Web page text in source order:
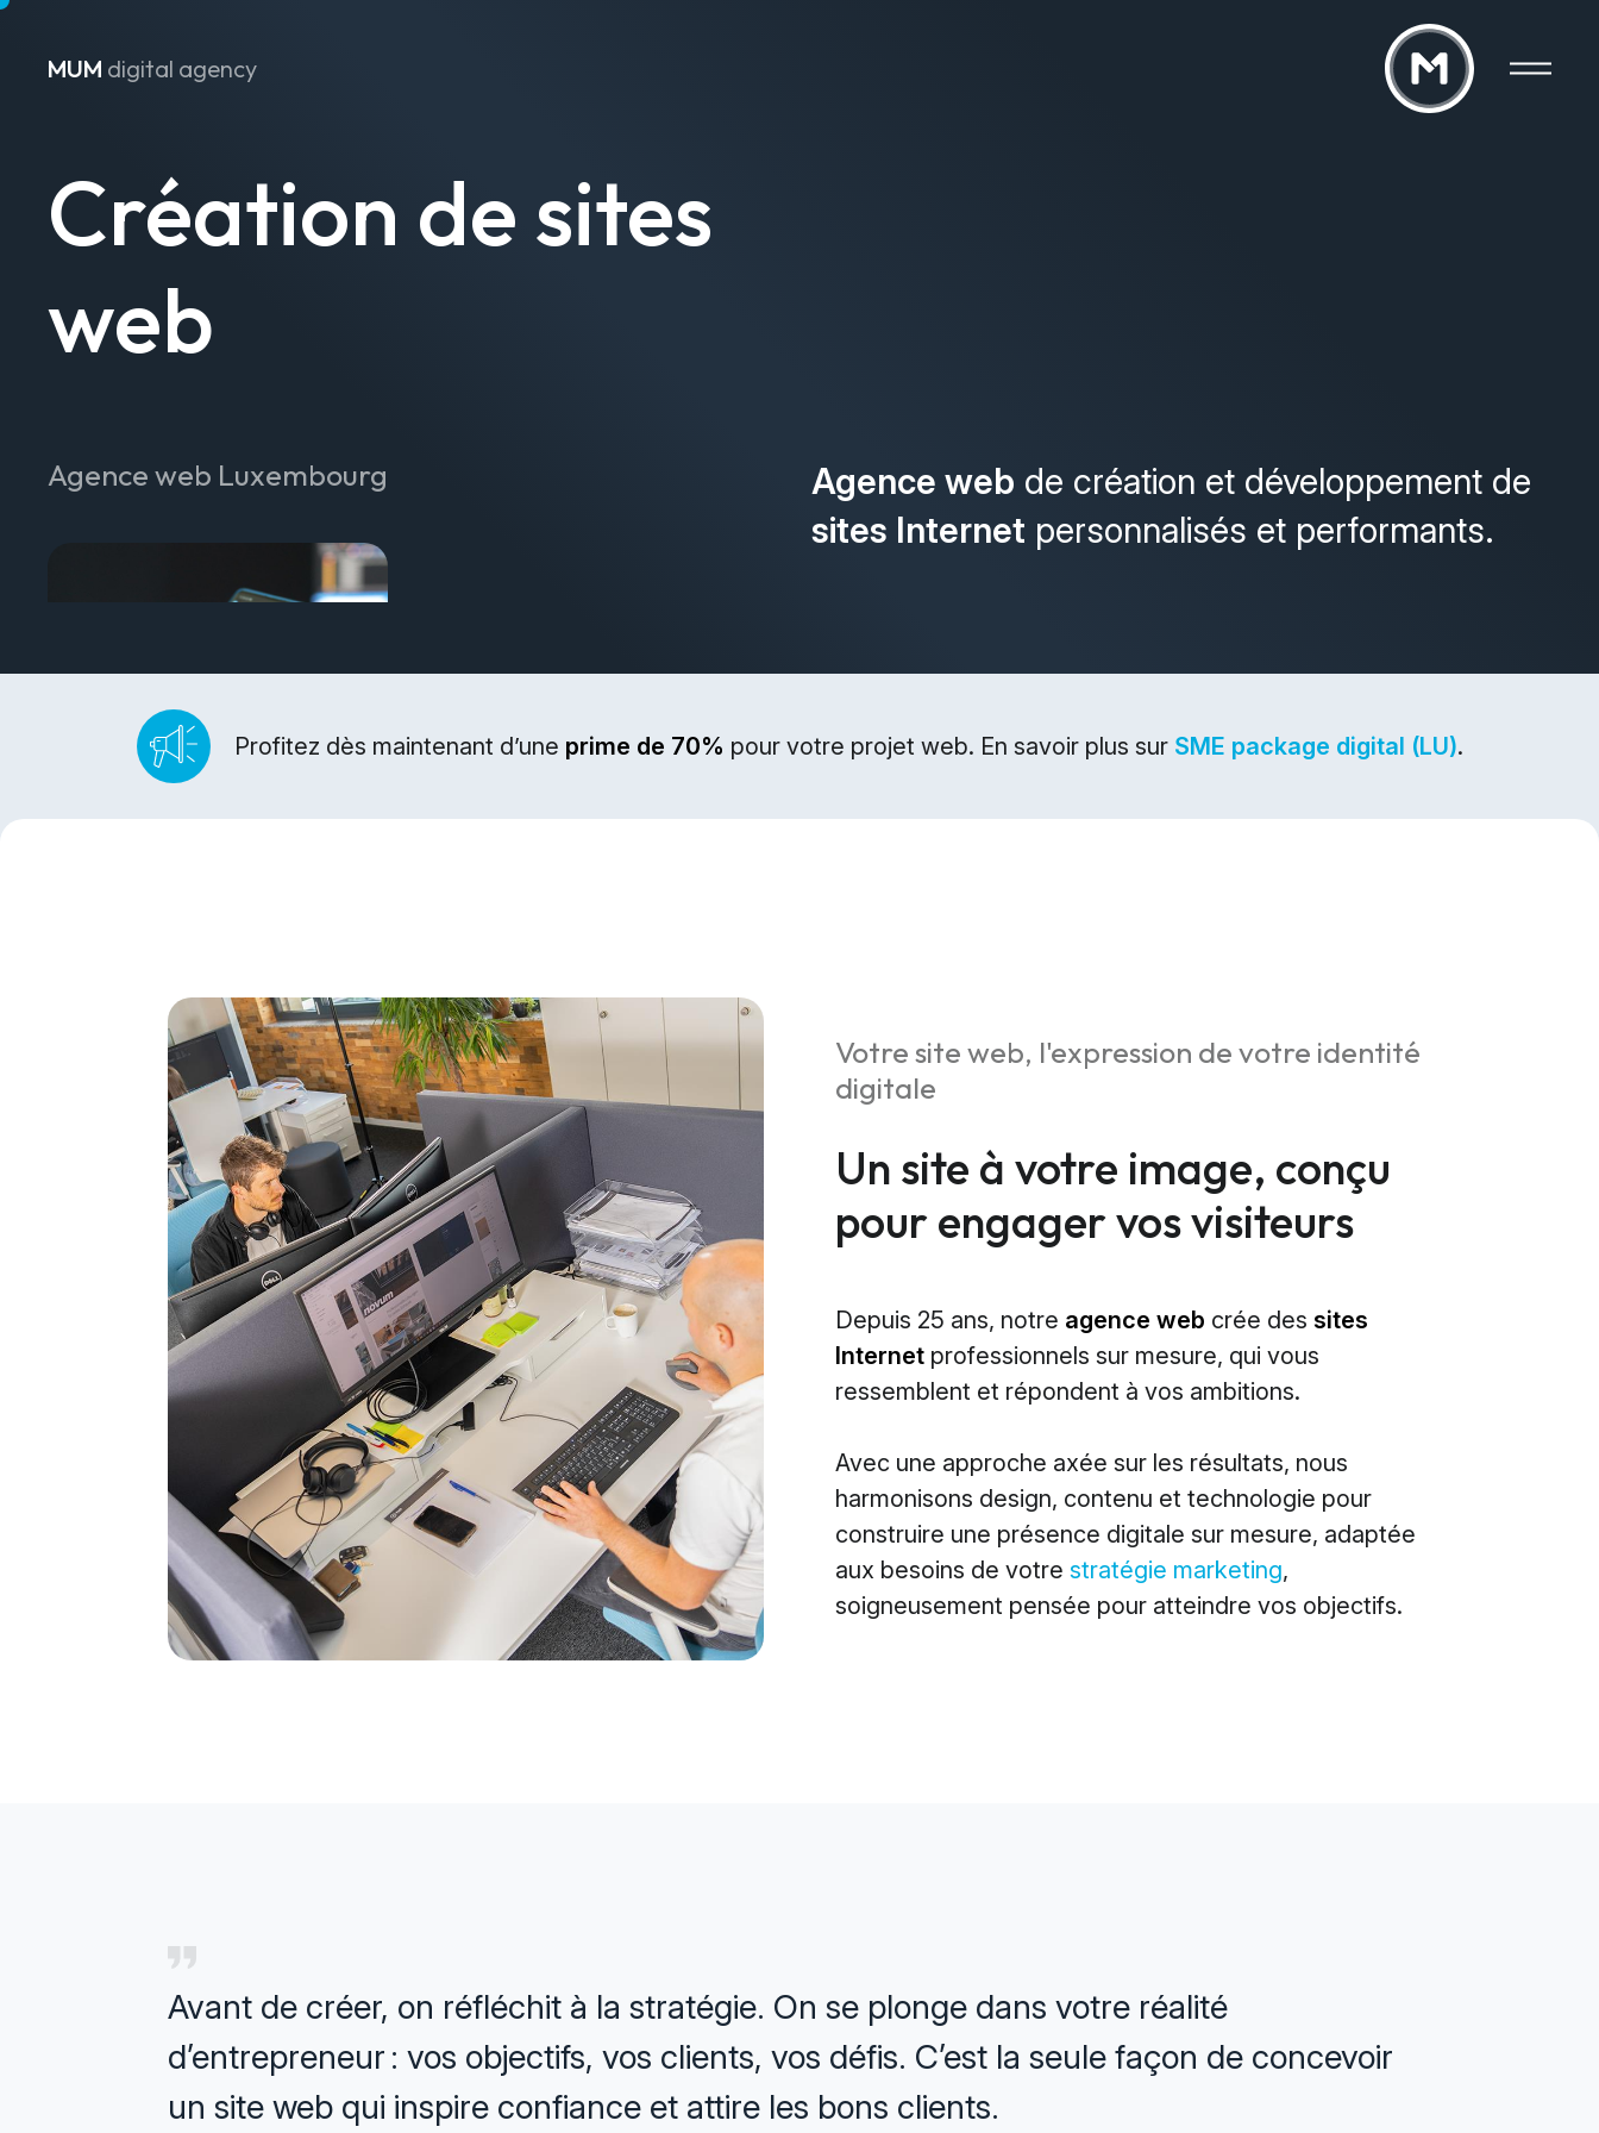
Passer au contenu
MUM digital agency
Création de sites
web
Agence web Luxembourg Agence web de création et développement de
sites Internet personnalisés et performants.
Profitez dès maintenant d’une prime de 70% pour votre projet web. En savoir plus sur SME package digital (LU).
Votre site web, l'expression de votre identité
digitale
Un site à votre image, conçu
pour engager vos visiteurs
Depuis 25 ans, notre agence web crée des sites
Internet professionnels sur mesure, qui vous
ressemblent et répondent à vos ambitions.
Avec une approche axée sur les résultats, nous
harmonisons design, contenu et technologie pour
construire une présence digitale sur mesure, adaptée
aux besoins de votre stratégie marketing,
soigneusement pensée pour atteindre vos objectifs.
Avant de créer, on réfléchit à la stratégie. On se plonge dans votre réalité
d’entrepreneur : vos objectifs, vos clients, vos défis. C’est la seule façon de concevoir
un site web qui inspire confiance et attire les bons clients.